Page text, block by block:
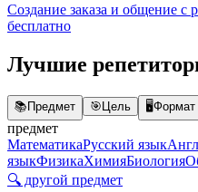
Создание заказа и общение с
бесплатно
Лучшие
📚Предмет 🎯Цель 🖥️Формат
предмет
МатематикаРусский язык
языкФизикаХимияБиология
🔍 другой предмет